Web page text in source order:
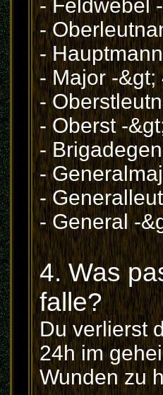
- Feldwebel
-
-
- Major -&gt;
-
- Oberst -
-
-
-
- General -
4. Was
falle?
Du verlierst
24h im
Wunden zu